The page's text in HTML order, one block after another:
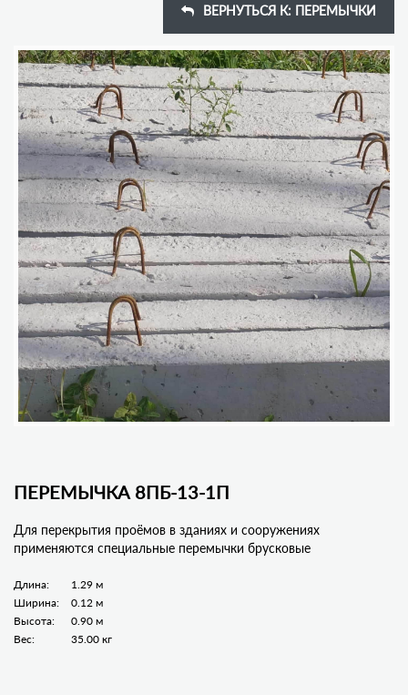
ВЕРНУТЬСЯ К: ПЕРЕМЫЧКИ
ПЕРЕМЫЧКА 8ПБ-13-1П
Для перекрытия проёмов в зданиях и сооружениях
применяются специальные перемычки брусковые
Длина:
1.29 м
Ширина:
0.12 м
Высота:
0.90 м
Вес:
35.00 кг